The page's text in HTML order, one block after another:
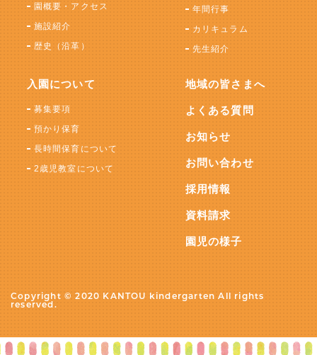
園概要・アクセス
施設紹介
歴史（沿革）
年間行事
カリキュラム
先生紹介
入園について
募集要項
預かり保育
長時間保育について
2歳児教室について
地域の皆さまへ
よくある質問
お知らせ
お問い合わせ
採用情報
資料請求
園児の様子
Copyright © 2020 KANTOU kindergarten All rights
reserved.